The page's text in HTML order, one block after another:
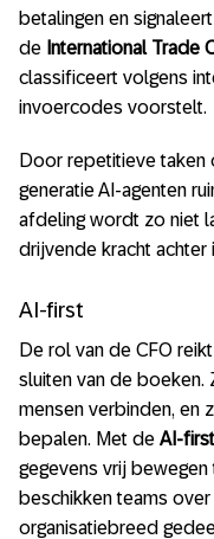
betalingen en
de International Trade
classificeert volgens
invoercodes voorstelt.
Door repetitieve taken
generatie AI-agenten
afdeling wordt zo niet
drijvende kracht achter
AI-first
De rol van de CFO
sluiten van de boeken.
mensen verbinden, en
bepalen. Met de AI-
gegevens vrij
beschikken teams
organisatiebreed